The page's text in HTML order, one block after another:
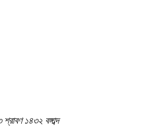
শ্রাবণ ১৪৩২ বঙ্গাব্দ